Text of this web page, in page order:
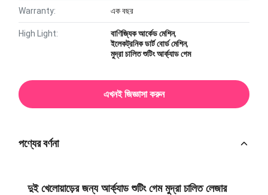
Warranty: এক বছর
High Light: বাণিজ্যিক আর্কেড মেশিন,
ইলেকট্রনিক ডার্ট বোর্ড মেশিন,
মুদ্রা চালিত শুটিং আর্ক্যাড গেম
এখনই জিজ্ঞাসা করুন
পণ্যের বর্ণনা
দুই খেলোয়াড়ের জন্য আর্ক্যাড শুটিং গেম মুদ্রা চালিত লেজার